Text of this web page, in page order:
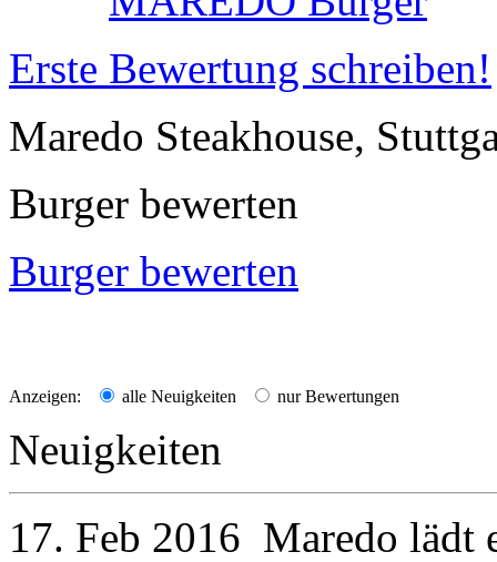
Erste Bewertung schreiben!
Maredo Steakhouse,
Burger bewerten
Burger bewerten
Anzeigen: alle Neuigkeiten nur Bewertungen
Neuigkeiten
17. Feb 2016 Maredo lädt